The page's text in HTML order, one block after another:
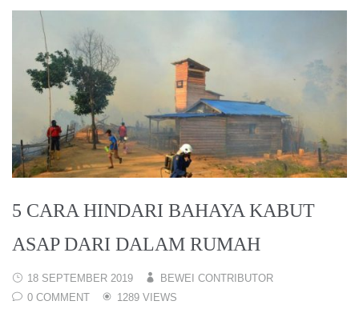
5 CARA HINDARI BAHAYA KABUT
ASAP DARI DALAM RUMAH
18 SEPTEMBER 2019
BEWEI CONTRIBUTOR
0 COMMENT
1289 VIEWS